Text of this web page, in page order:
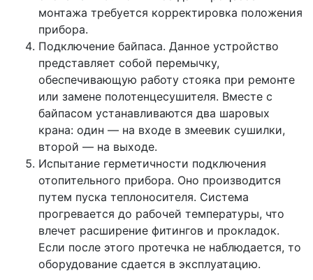
монтажа требуется корректировка положения
прибора.
Подключение байпаса. Данное устройство
представляет собой перемычку,
обеспечивающую работу стояка при ремонте
или замене полотенцесушителя. Вместе с
байпасом устанавливаются два шаровых
крана: один — на входе в змеевик сушилки,
второй — на выходе.
Испытание герметичности подключения
отопительного прибора. Оно производится
путем пуска теплоносителя. Система
прогревается до рабочей температуры, что
влечет расширение фитингов и прокладок.
Если после этого протечка не наблюдается, то
оборудование сдается в эксплуатацию.